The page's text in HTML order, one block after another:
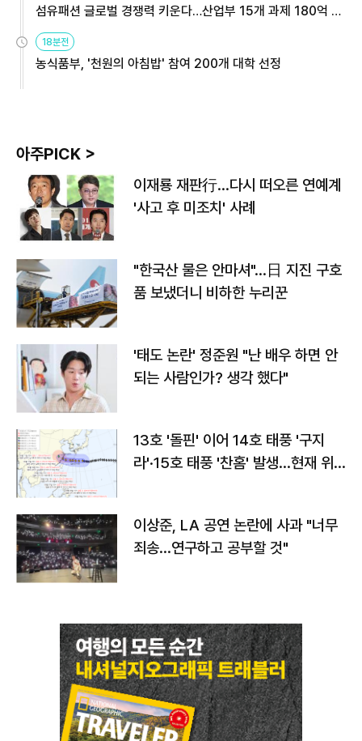
섬유패션 글로벌 경쟁력 키운다…산업부 15개 과제 180억 지
18분전
농식품부, '천원의 아침밥' 참여 200개 대학 선정
아주PICK >
이재룡 재판行…다시 떠오른 연예계
'사고 후 미조치' 사례
"한국산 물은 안마셔"…日 지진 구호
품 보냈더니 비하한 누리꾼
'태도 논란' 정준원 "난 배우 하면 안
되는 사람인가? 생각 했다"
13호 '돌핀' 이어 14호 태풍 '구지
라'·15호 태풍 '찬홈' 발생…현재 위
이상준, LA 공연 논란에 사과 "너무
죄송…연구하고 공부할 것"